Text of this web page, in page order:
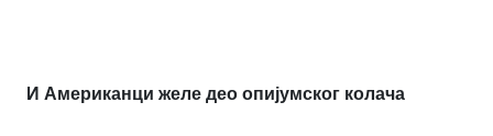
И Американци желе део опијумског колача